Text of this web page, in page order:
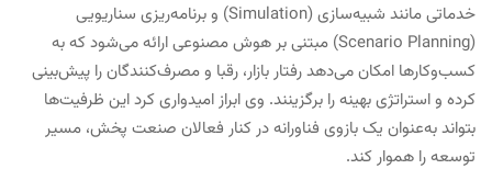
خدماتی مانند شبیه‌سازی (Simulation) و برنامه‌ریزی سناریویی
(Scenario Planning) مبتنی بر هوش مصنوعی ارائه می‌شود که به
کسب‌وکارها امکان می‌دهد رفتار بازار، رقبا و مصرف‌کنندگان را پیش‌بینی
کرده و استراتژی بهینه را برگزینند. وی ابراز امیدواری کرد این ظرفیت‌ها
بتواند به‌عنوان یک بازوی فناورانه در کنار فعالان صنعت پخش، مسیر
توسعه را هموار کند.